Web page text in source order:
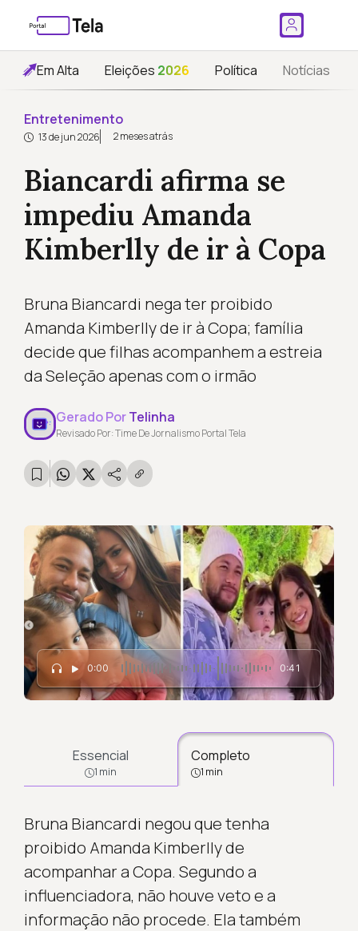
Em Alta Eleições 2026 Política Notícias
Entretenimento
13 de jun 2026 2 meses atrás
Biancardi afirma se
impediu Amanda
Kimberlly de ir à Copa
Bruna Biancardi nega ter proibido
Amanda Kimberlly de ir à Copa; família
decide que filhas acompanhem a estreia
da Seleção apenas com o irmão
Gerado PorTelinha
Revisado Por: Time De Jornalismo Portal Tela
0:00 0:41
Essencial
1 min
Completo
1 min
Bruna Biancardi negou que tenha
proibido Amanda Kimberlly de
acompanhar a Copa. Segundo a
influenciadora, não houve veto e a
informação não procede. Ela também